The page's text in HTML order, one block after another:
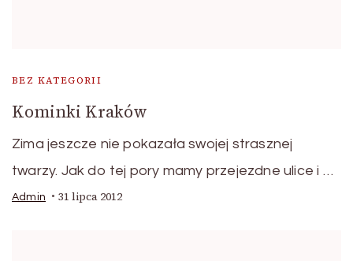
BEZ KATEGORII
Kominki Kraków
Zima jeszcze nie pokazała swojej strasznej
twarzy. Jak do tej pory mamy przejezdne ulice i …
Admin 31 lipca 2012